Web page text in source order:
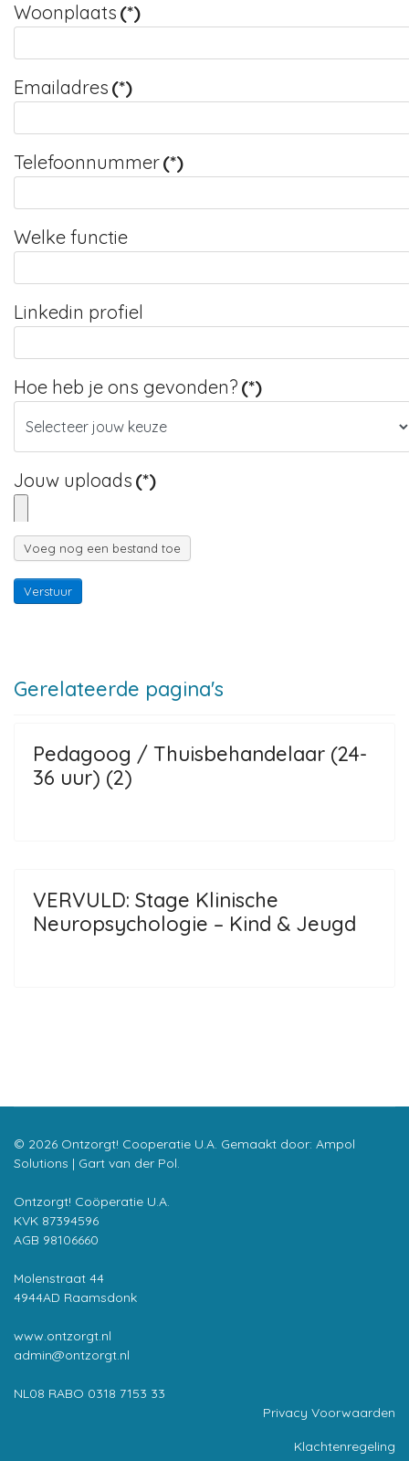
Woonplaats (*)
Emailadres (*)
Telefoonnummer(*)
Welke functie
Linkedin profiel
Hoe heb je ons gevonden? (*)
Jouw uploads (*)
Voeg nog een bestand toe
Verstuur
Gerelateerde pagina's
Pedagoog / Thuisbehandelaar (24-
36 uur) (2)
VERVULD: Stage Klinische
Neuropsychologie – Kind & Jeugd
© 2026 Ontzorgt! Cooperatie U.A. Gemaakt door: Ampol
Solutions | Gart van der Pol.
Ontzorgt! Coöperatie U.A.
KVK 87394596
AGB 98106660
Molenstraat 44
4944AD Raamsdonk
www.ontzorgt.nl
admin@ontzorgt.nl
NL08 RABO 0318 7153 33
Privacy Voorwaarden
Klachtenregeling